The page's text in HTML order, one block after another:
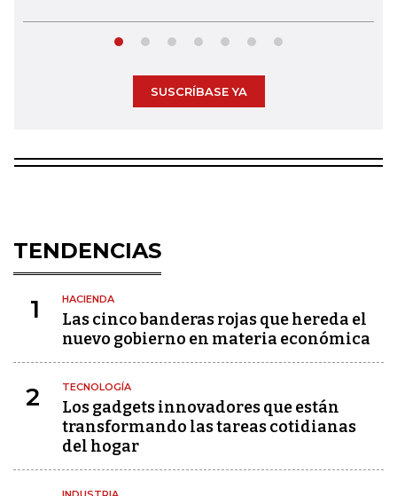
SUSCRÍBASE YA
TENDENCIAS
1 HACIENDA
Las cinco banderas rojas que hereda el
nuevo gobierno en materia económica
2 TECNOLOGÍA
Los gadgets innovadores que están
transformando las tareas cotidianas
del hogar